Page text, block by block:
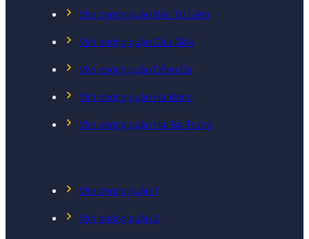
Văn phòng quận Bắc Từ Liêm
Văn phòng quận Cầu Giấy
Văn phòng quận Đống Đa
Văn phòng quận Hà Đông
Văn phòng quận Hai Bà Trưng
Văn phòng quận 1
Văn phòng quận 2